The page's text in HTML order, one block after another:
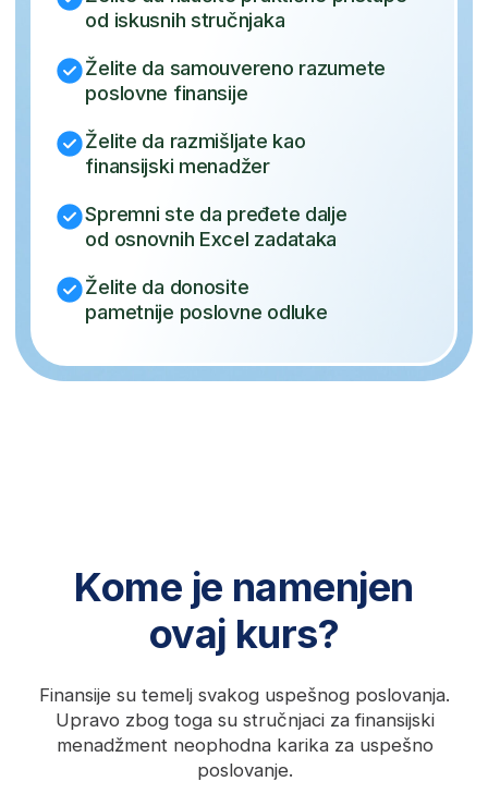
Povećanje vrednosti na tržištu
rada
Priprema za pozicije finansijskog
menadžera
Razvijanje sigurnosti u radu sa
poslovnim metrikama
finansijskih odluka i poslovne
strategije
Učenje naprednog finansijskog
Razumevanje investicija, rizika i
profitabilnosti
finansijskog učinka
rukovodioci i vlasnici biznisa